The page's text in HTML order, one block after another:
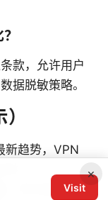
款，允许用户
据脱敏策略。
新趋势，VPN
。
可以在保证用
×
Visit